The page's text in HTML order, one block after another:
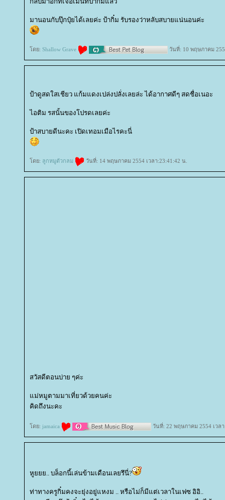
มานอนกับปุ๊กปุ๋ยได้เลยค่ะ ป้ากิ๋ม รับรองว่าหลับสบายแน่นอนค่ะ
ดย: Shallow Grave วันที่: 10 พฤษภาคม
ป้าดูสดใสเชียว แก้มแดงเปล่งปลั่งเลยล่ะ ได้อากาศดีๆ สดชื่อเนอะ
ไอติม รสนั้นของโปรดเลยค่ะ
ป้าสบายดีนะคะ เปิดเทอมเมือไรคะนี่
ดย: ลูกหมูตัวกลม วันที่: 14 พฤษภาคม 2554 เวลา:23:41:42 น.
สวัสดีตอนบ่าย ๆค่ะ
ม่หมูตามมาเที่ยวด้วยคนค่ะ
คิดถึงนะคะ
ดย: jamaica วันที่: 22 พฤษภาคม 2554 เวล
หูยยย.. บล็อกนี้เล่นข้ามเดือนเลยรึนี่?
ท่าทางครูกิ๋มคงจะยุ่งอยู่แหงม .. หรือไม่ก็มีแต่เวลาในเฟซ อิอิ..